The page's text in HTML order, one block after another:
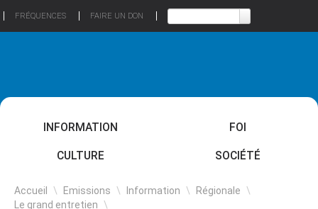
FRÉQUENCES FAIRE UN DON
INFORMATION FOI
CULTURE SOCIÉTÉ
Accueil \ Emissions \ Information \ Régionale \
Le grand entretien \